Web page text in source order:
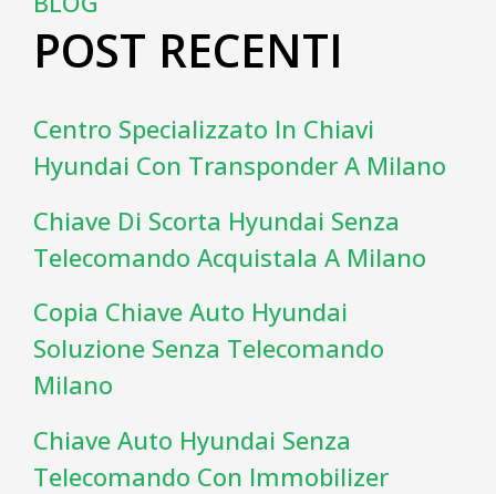
POST RECENTI
Centro Specializzato In Chiavi
Hyundai Con Transponder A Milano
Chiave Di Scorta Hyundai Senza
Telecomando Acquistala A Milano
Copia Chiave Auto Hyundai
Soluzione Senza Telecomando
Milano
Chiave Auto Hyundai Senza
Telecomando Con Immobilizer